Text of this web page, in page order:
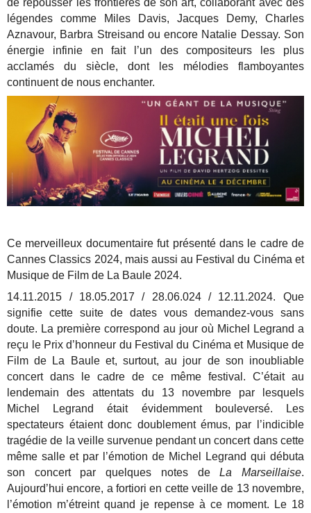
de repousser les frontières de son art, collaborant avec des
légendes comme Miles Davis, Jacques Demy, Charles
Aznavour, Barbra Streisand ou encore Natalie Dessay. Son
énergie infinie en fait l’un des compositeurs les plus
acclamés du siècle, dont les mélodies flamboyantes
continuent de nous enchanter.
Ce merveilleux documentaire fut présenté dans le cadre de
Cannes Classics 2024, mais aussi au Festival du Cinéma et
Musique de Film de La Baule 2024.
14.11.2015 / 18.05.2017 / 28.06.024 / 12.11.2024. Que
signifie cette suite de dates vous demandez-vous sans
doute. La première correspond au jour où Michel Legrand a
reçu le Prix d’honneur du Festival du Cinéma et Musique de
Film de La Baule et, surtout, au jour de son inoubliable
concert dans le cadre de ce même festival. C’était au
lendemain des attentats du 13 novembre par lesquels
Michel Legrand était évidemment bouleversé. Les
spectateurs étaient donc doublement émus, par l’indicible
tragédie de la veille survenue pendant un concert dans cette
même salle et par l’émotion de Michel Legrand qui débuta
son concert par quelques notes deLa Marseillaise.
Aujourd’hui encore, a fortiori en cette veille de 13 novembre,
l’émotion m’étreint quand je repense à ce moment. Le 18